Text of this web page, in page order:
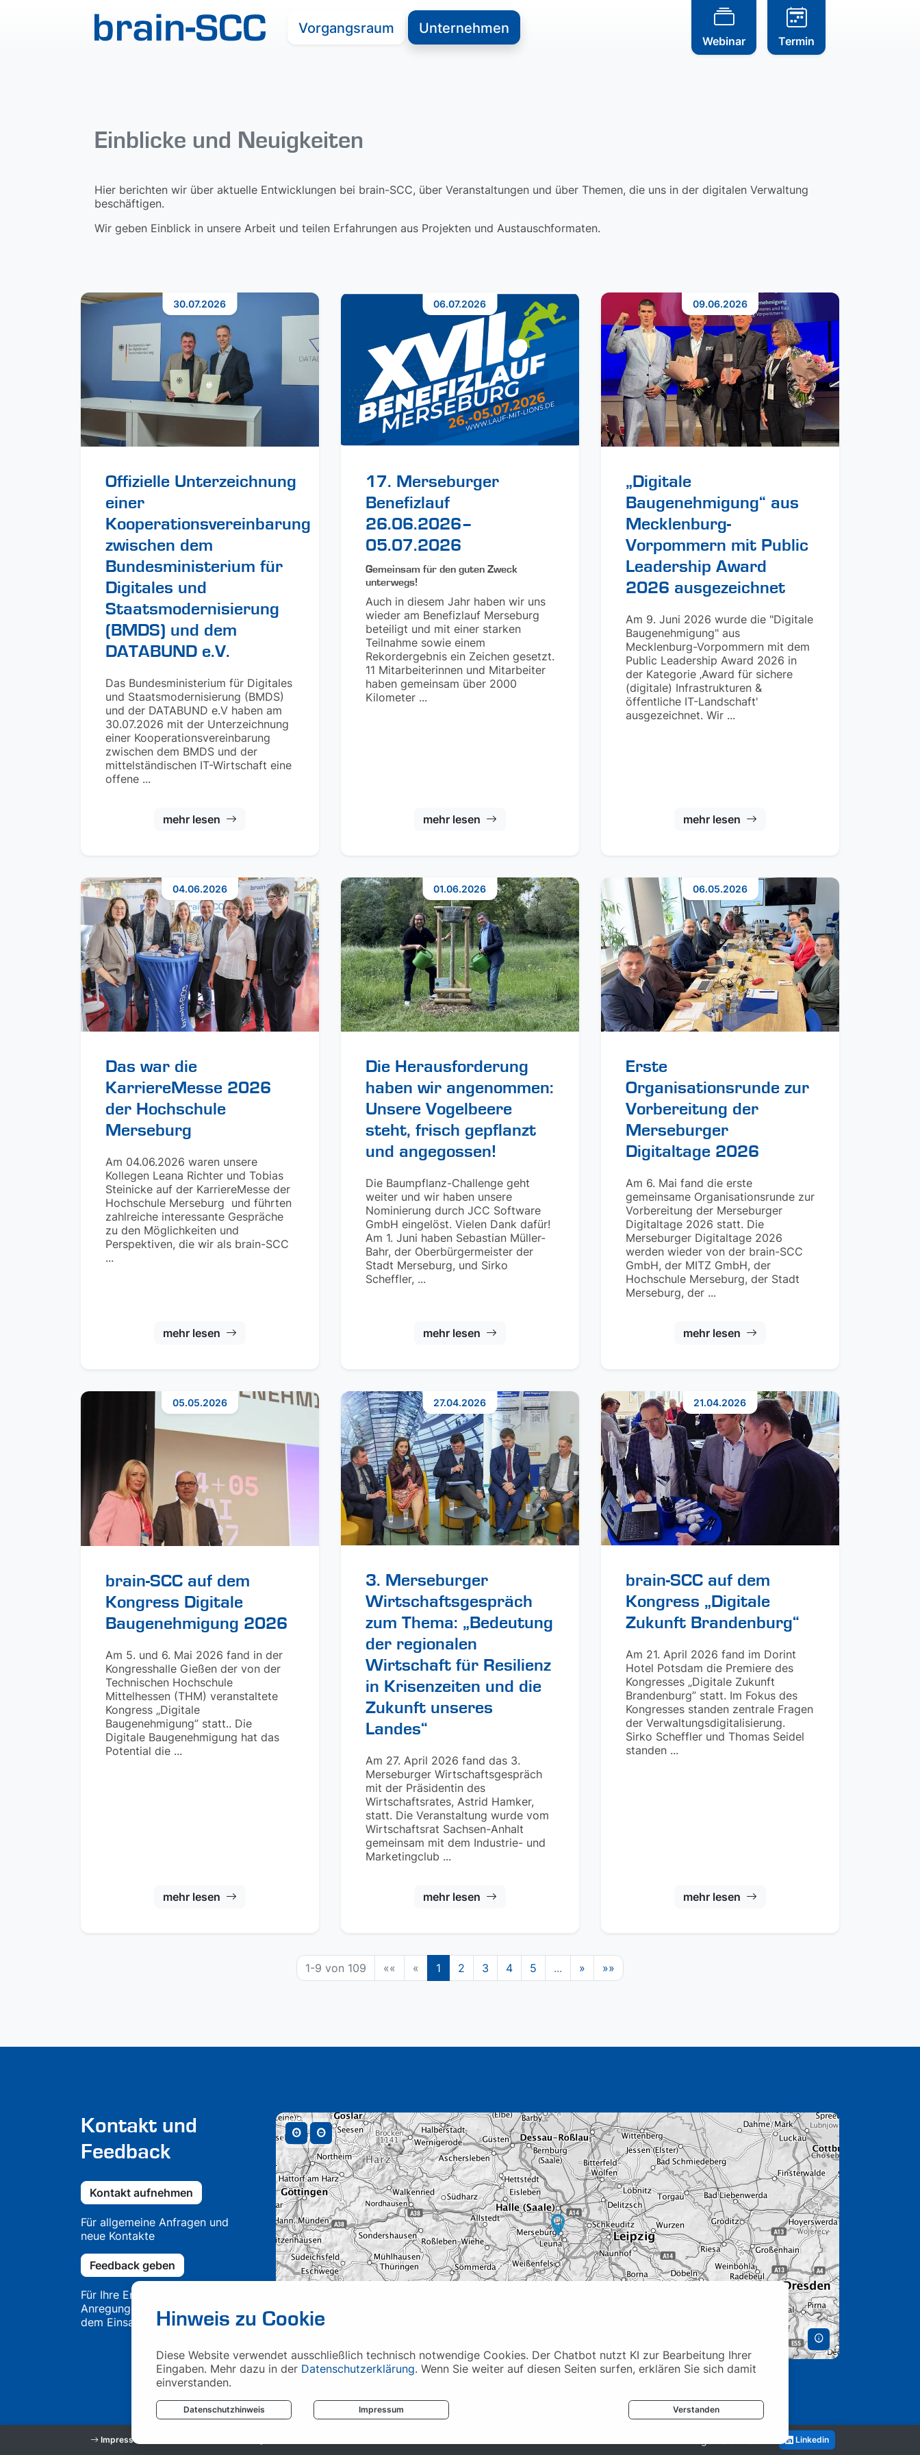
Hinweis zu Cookie
Diese Website verwendet ausschließlich technisch notwendige Cookies. Der Chatbot nutzt KI zur Bearbeitung Ihrer
Eingaben. Mehr dazu in der Datenschutzerklärung. Wenn Sie weiter auf diesen Seiten surfen, erklären Sie sich damit
einverstanden.
Datenschutzhinweis Impressum Verstanden
Vorgangsraum Unternehmen
Webinar Termin
Einblicke und Neuigkeiten
Hier berichten wir über aktuelle Entwicklungen bei brain-SCC, über Veranstaltungen und über Themen, die uns in der digitalen Verwaltung
beschäftigen.
Wir geben Einblick in unsere Arbeit und teilen Erfahrungen aus Projekten und Austauschformaten.
Offizielle Unterzeichnung
einer
Kooperationsvereinbarung
zwischen dem
Bundesministerium für
Digitales und
Staatsmodernisierung
(BMDS) und dem
DATABUND e.V.
Das Bundesministerium für Digitales
und Staatsmodernisierung (BMDS)
und der DATABUND e.V haben am
30.07.2026 mit der Unterzeichnung
einer Kooperationsvereinbarung
zwischen dem BMDS und der
mittelständischen IT-Wirtschaft eine
offene ...
mehr lesen
30.07.2026
17. Merseburger
Benefizlauf
26.06.2026–
05.07.2026
Gemeinsam für den guten Zweck
unterwegs!
Auch in diesem Jahr haben wir uns
wieder am Benefizlauf Merseburg
beteiligt und mit einer starken
Teilnahme sowie einem
Rekordergebnis ein Zeichen gesetzt.
11 Mitarbeiterinnen und Mitarbeiter
haben gemeinsam über 2000
Kilometer ...
mehr lesen
06.07.2026
„Digitale
Baugenehmigung“ aus
Mecklenburg-
Vorpommern mit Public
Leadership Award
2026 ausgezeichnet
Am 9. Juni 2026 wurde die "Digitale
Baugenehmigung" aus
Mecklenburg-Vorpommern mit dem
Public Leadership Award 2026 in
der Kategorie ‚Award für sichere
(digitale) Infrastrukturen &
öffentliche IT-Landschaft'
ausgezeichnet. Wir ...
mehr lesen
09.06.2026
Das war die
KarriereMesse 2026
der Hochschule
Merseburg
Am 04.06.2026 waren unsere
Kollegen Leana Richter und Tobias
Steinicke auf der KarriereMesse der
Hochschule Merseburg und führten
zahlreiche interessante Gespräche
zu den Möglichkeiten und
Perspektiven, die wir als brain-SCC
...
mehr lesen
04.06.2026
Die Herausforderung
haben wir angenommen:
Unsere Vogelbeere
steht, frisch gepflanzt
und angegossen!
Die Baumpflanz-Challenge geht
weiter und wir haben unsere
Nominierung durch JCC Software
GmbH eingelöst. Vielen Dank dafür!
Am 1. Juni haben Sebastian Müller-
Bahr, der Oberbürgermeister der
Stadt Merseburg, und Sirko
Scheffler, ...
mehr lesen
01.06.2026
Erste
Organisationsrunde zur
Vorbereitung der
Merseburger
Digitaltage 2026
Am 6. Mai fand die erste
gemeinsame Organisationsrunde zur
Vorbereitung der Merseburger
Digitaltage 2026 statt. Die
Merseburger Digitaltage 2026
werden wieder von der brain-SCC
GmbH, der MITZ GmbH, der
Hochschule Merseburg, der Stadt
Merseburg, der ...
mehr lesen
06.05.2026
brain-SCC auf dem
Kongress Digitale
Baugenehmigung 2026
Am 5. und 6. Mai 2026 fand in der
Kongresshalle Gießen der von der
Technischen Hochschule
Mittelhessen (THM) veranstaltete
Kongress „Digitale
Baugenehmigung” statt.. Die
Digitale Baugenehmigung hat das
Potential die ...
mehr lesen
05.05.2026
3. Merseburger
Wirtschaftsgespräch
zum Thema: „Bedeutung
der regionalen
Wirtschaft für Resilienz
in Krisenzeiten und die
Zukunft unseres
Landes“
Am 27. April 2026 fand das 3.
Merseburger Wirtschaftsgespräch
mit der Präsidentin des
Wirtschaftsrates, Astrid Hamker,
statt. Die Veranstaltung wurde vom
Wirtschaftsrat Sachsen-Anhalt
gemeinsam mit dem Industrie- und
Marketingclub ...
mehr lesen
27.04.2026
brain-SCC auf dem
Kongress „Digitale
Zukunft Brandenburg“
Am 21. April 2026 fand im Dorint
Hotel Potsdam die Premiere des
Kongresses „Digitale Zukunft
Brandenburg” statt. Im Fokus des
Kongresses standen zentrale Fragen
der Verwaltungsdigitalisierung.
Sirko Scheffler und Thomas Seidel
standen ...
mehr lesen
21.04.2026
1-9 von 109 «« « 1 2 3 4 5 ... » »»
Kontakt und
Feedback
Kontakt aufnehmen
Für allgemeine Anfragen und
neue Kontakte
Feedback geben
Für Ihre Erfahrungen und
Anregungen aus Projekten und
dem Einsatz unserer Lösungen
Impressum Linkedin